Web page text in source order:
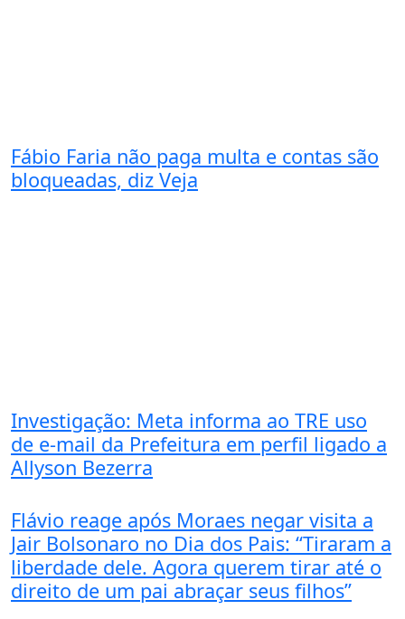
Fábio Faria não paga multa e contas são
bloqueadas, diz Veja
Investigação: Meta informa ao TRE uso
de e-mail da Prefeitura em perfil ligado a
Allyson Bezerra
Flávio reage após Moraes negar visita a
Jair Bolsonaro no Dia dos Pais: “Tiraram a
liberdade dele. Agora querem tirar até o
direito de um pai abraçar seus filhos”